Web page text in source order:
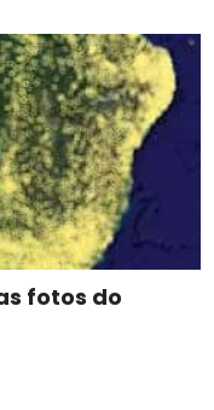
fotos do